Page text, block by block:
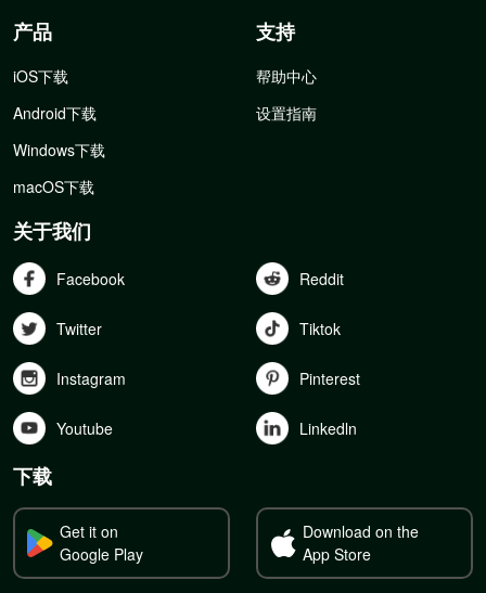
产品
iOS下载
Android下载
Windows下载
macOS下载
支持
帮助中心
设置指南
关于我们
Facebook Reddit
Twitter Tiktok
Instagram Pinterest
Youtube Linkedln
下载
Get it on
Google Play
Download on the
App Store